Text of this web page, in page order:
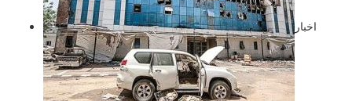
اخبار